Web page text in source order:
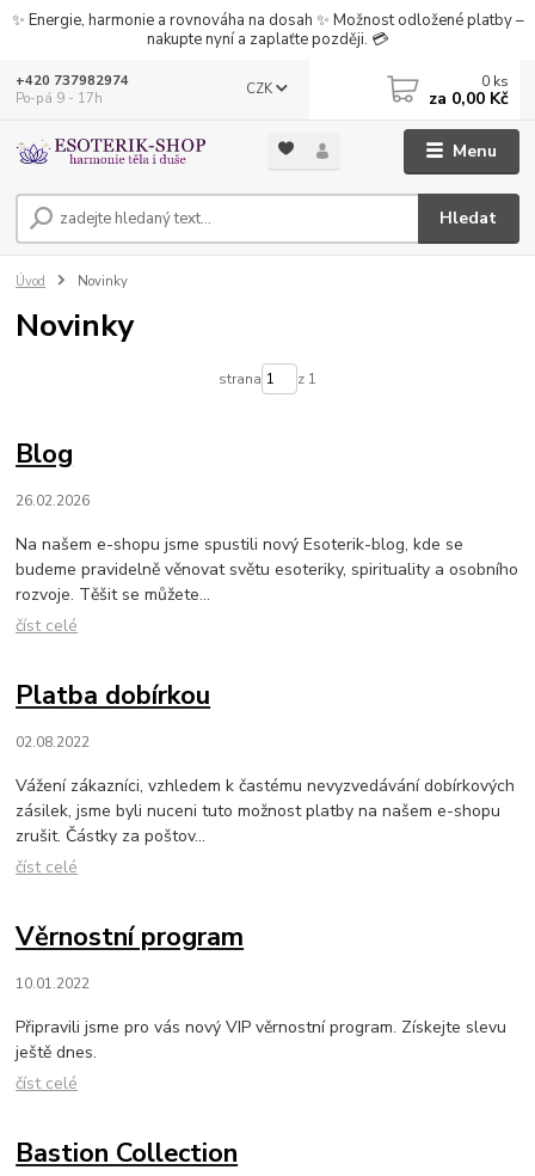
✨ Energie, harmonie a rovnováha na dosah ✨ Možnost odložené platby –
nakupte nyní a zaplaťte později. 💳
Menu
CZK
Hledat
+420 737982974
Po-pá 9 - 17h
0 ks
za 0,00 Kč
Úvod Novinky
Novinky
strana z 1
Blog
26.02.2026
Na našem e-shopu jsme spustili nový Esoterik-blog, kde se
budeme pravidelně věnovat světu esoteriky, spirituality a osobního
rozvoje. Těšit se můžete...
číst celé
Platba dobírkou
02.08.2022
Vážení zákazníci, vzhledem k častému nevyzvedávání dobírkových
zásilek, jsme byli nuceni tuto možnost platby na našem e-shopu
zrušit. Částky za poštov...
číst celé
Věrnostní program
10.01.2022
Připravili jsme pro vás nový VIP věrnostní program. Získejte slevu
ještě dnes.
číst celé
Bastion Collection